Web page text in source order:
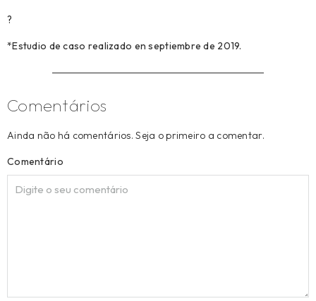
?
*Estudio de caso realizado en septiembre de 2019.
Comentários
Ainda não há comentários. Seja o primeiro a comentar.
Comentário